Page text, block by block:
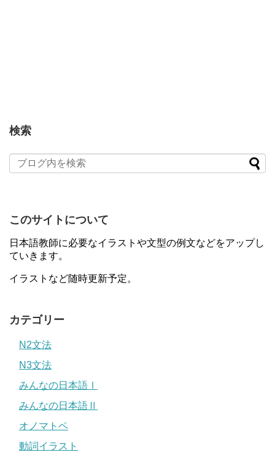
検索
このサイトについて
日本語教師に必要なイラストや文型の例文などをアップし
ていきます。
イラストなど随時更新予定。
カテゴリー
N2文法
N3文法
みんなの日本語Ⅰ
みんなの日本語Ⅱ
オノマトペ
動詞イラスト